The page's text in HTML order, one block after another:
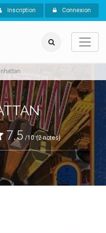
Inscription Connexion
7.5 /10 (2 notes)